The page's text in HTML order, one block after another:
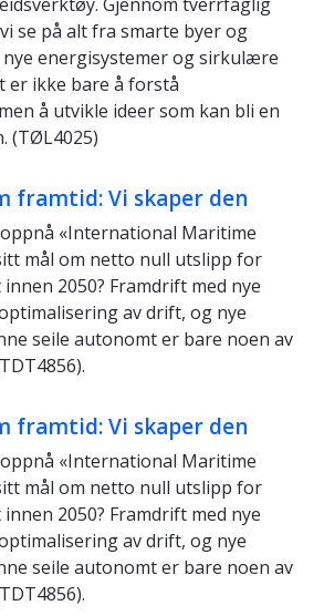
se på alt fra smarte byer og
energisystemer og sirkulære
er ikke bare å forstå
å utvikle ideer som kan bli en
(TØL4025)
framtid: Vi skaper den
«International Maritime
mål om netto null utslipp for
2050? Framdrift med nye
av drift, og nye
seile autonomt er bare noen av
framtid: Vi skaper den
«International Maritime
mål om netto null utslipp for
2050? Framdrift med nye
av drift, og nye
seile autonomt er bare noen av